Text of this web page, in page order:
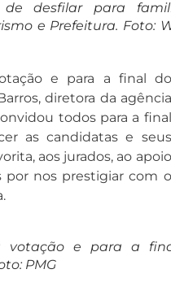
desfilar para
e Prefeitura. Foto:
e para a final do
diretora da agência
todos para a final
as candidatas e seus
aos jurados, ao apoio
por nos prestigiar com o
votação e para a
PMG